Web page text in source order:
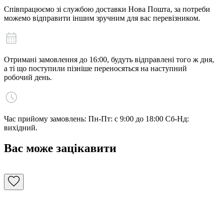
Співпрацюємо зі службою доставки Нова Пошта, за потреби
можемо відправити іншим зручним для вас перевізником.
Отримані замовлення до 16:00, будуть відправлені того ж дня,
а ті що поступили пізніше переносяться на наступний
робочий день.
Час прийому замовлень: Пн-Пт: с 9:00 до 18:00 Сб-Нд:
вихідний.
Вас може зацікавити